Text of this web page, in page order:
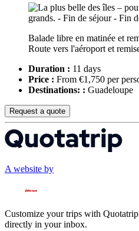
Balade libre en matinée et
Route vers l'aéroport et
Duration : 11 days
Price : From €1,750 per
Destinations: : Guadeloupe
Request a quote
A website by
Customize your trips with
directly in your inbox.